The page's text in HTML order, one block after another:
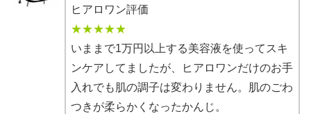
ヒアロワン評価
★★★★★
いままで1万円以上する美容液を使ってスキ
ンケアしてましたが、ヒアロワンだけのお手
入れでも肌の調子は変わりません。肌のごわ
つきが柔らかくなったかんじ。